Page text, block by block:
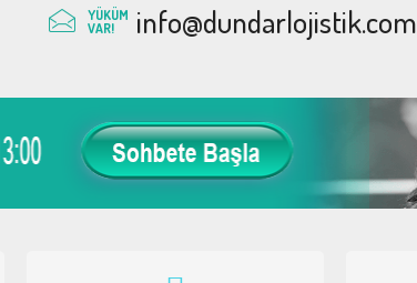
YÜKÜM
VAR!
info@dundarlojistik.com